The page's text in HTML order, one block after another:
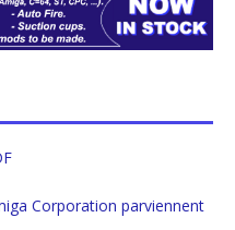
Corporation parviennent